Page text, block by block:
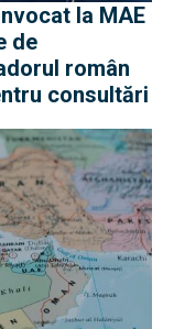
la MAE
de
român
consultări